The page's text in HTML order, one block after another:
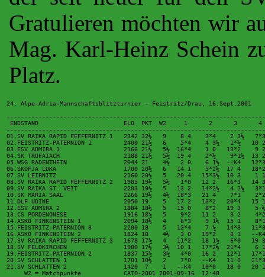
Gratulieren möchten wir
Mag. Karl-Heinz Schein
Platz.
24. Alpe-Adria-Mannschaftsblitzturnier - Feistritz/Drau, 16.Sept.2001
ENDSTAND                        ELO  PKT  W2     1      2      3
01.SV RAIKA RAPID FEFFERNITZ 1   2342 32½   9    8 4    3*4    2 3½
02.FEISTRITZ-PATERNION 1         2400 21½   6    5*4    4 3½   1*½
03.ESV ADMIRA 1                  2166 21½   5½  16*4    1 0   13*2
04.SK TROFAIACH                  2188 21½   5½  19 4    2*½    9*1½
05.WSG RADENTHEIN                2044 21    4½   2 0    6 1½  --K4
06.SKOFJA LOKA                   1700 20½   6   14 1    5*2½  17 4
07.SV LEIBNITZ                   2160 20½   5   20 4   15*3½  10 3    1
08.SV RAIKA RAPID FEFFERNITZ 2   1985 19½   5½   1*0   12 2   16*3
09.SV RAIKA ST. VEIT             2203 19½   5   13 2   14*2½   4 2½
10.SK MARIA SAAL                 2266 19½   4½  18*3   21 4    7*1
11.DLF UDINE                     2050 19    5   17 2   13*2   20*4   15
12.ESV ADMIRA 2                  1884 18½   5   15 0    8*2   19 3    5
13.CS PORDENONESE                1916 18½   5    9*2   11 2    3 2
14.ASKÖ FINKENSTEIN 1            2094 18½   4    6*3    9 1½  15 1
15.FEISTRITZ-PATERNION 3         2200 18    5   12*4    7 ½   14*3
16.ASKÖ FINKENSTEIN 2            1824 18    4½   3 0   19*2    8 1   --
17.SV RAIKA RAPID FEFFERNITZ 3   1678 17½   4   11*2   18 1½   6*0
18.SV FELDKIRCHEN                1980 17½   3½  10 1   17*2½  21*4
19.FEISTRITZ-PATERNION 2         1837 15½   3½   4*0   16 2   12*1
20.SV SCHLATTEN 1                1701 10½   2    7*0   --K4   11 0
21.SV SCHLATTEN 2                1420  7    1   --K4   10*0   18 0
      W2 = Matchpunkte            CATO-2001 2001-09-16  12:48